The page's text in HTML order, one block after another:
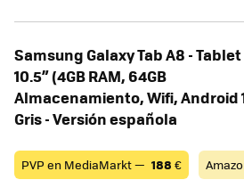
Samsung Galaxy Tab A8 -
10.5” (4GB RAM, 64GB
Almacenamiento, Wifi, Android
Gris - Versión española
PVP en MediaMarkt — 188 €